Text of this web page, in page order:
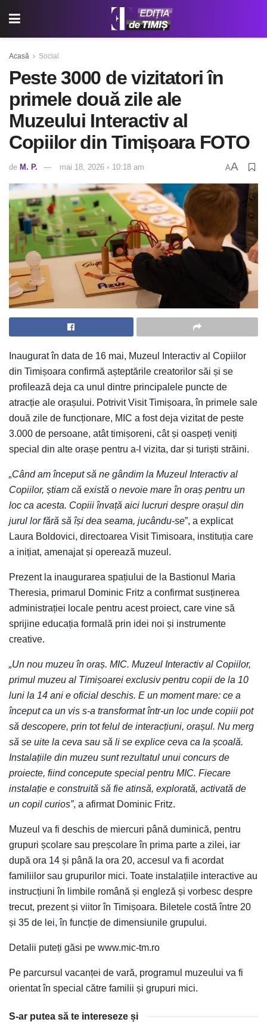
Acasă Social
Peste 3000 de vizitatori în
primele două zile ale
Muzeului Interactiv al
Copiilor din Timișoara FOTO
de M. P. mai 18, 2026 ◦ 10:18 am AA
Inaugurat în data de 16 mai, Muzeul Interactiv al Copiilor
din Timișoara confirmă așteptările creatorilor săi și se
profilează deja ca unul dintre principalele puncte de
atracție ale orașului. Potrivit Visit Timișoara, în primele sale
două zile de funcționare, MIC a fost deja vizitat de peste
3.000 de persoane, atât timișoreni, cât și oaspeți veniți
special din alte orașe pentru a-l vizita, dar și turiști străini.
„Când am început să ne gândim la Muzeul Interactiv al
Copiilor, știam că există o nevoie mare în oraș pentru un
loc ca acesta. Copiii învață aici lucruri despre orașul din
jurul lor fără să își dea seama, jucându-se”, a explicat
Laura Boldovici, directoarea Visit Timisoara, instituția care
a inițiat, amenajat și operează muzeul.
Prezent la inaugurarea spațiului de la Bastionul Maria
Theresia, primarul Dominic Fritz a confirmat susținerea
administrației locale pentru acest proiect, care vine să
sprijine educația formală prin idei noi și instrumente
creative.
„Un nou muzeu în oraș. MIC. Muzeul Interactiv al Copiilor,
primul muzeu al Timișoarei exclusiv pentru copii de la 10
luni la 14 ani e oficial deschis. E un moment mare: ce a
început ca un vis s-a transformat într-un loc unde copiii pot
să descopere, prin tot felul de interacțiuni, orașul. Nu merg
să se uite la ceva sau să li se explice ceva ca la școală.
Instalațiile din muzeu sunt rezultatul unui concurs de
proiecte, fiind concepute special pentru MIC. Fiecare
instalație e construită să fie atinsă, explorată, activată de
un copil curios”, a afirmat Dominic Fritz.
Muzeul va fi deschis de miercuri până duminică, pentru
grupuri școlare sau preșcolare în prima parte a zilei, iar
după ora 14 și până la ora 20, accesul va fi acordat
familiilor sau grupurilor mici. Toate instalațiile interactive au
instrucțiuni în limbile română și engleză și vorbesc despre
trecut, prezent și viitor în Timișoara. Biletele costă între 20
și 35 de lei, în funcție de dimensiunile grupului.
Detalii puteți găsi pe www.mic-tm.ro
Pe parcursul vacanței de vară, programul muzeului va fi
orientat în special către familii și grupuri mici.
S-ar putea să te intereseze și